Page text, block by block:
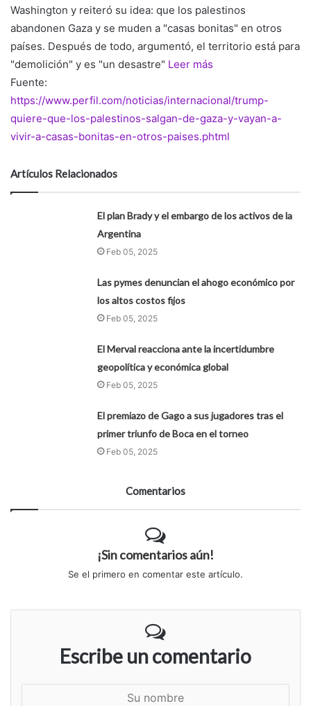
Washington y reiteró su idea: que los palestinos
abandonen Gaza y se muden a "casas bonitas" en otros
países. Después de todo, argumentó, el territorio está para
"demolición" y es "un desastre" Leer más
Fuente:
https://www.perfil.com/noticias/internacional/trump-
quiere-que-los-palestinos-salgan-de-gaza-y-vayan-a-
vivir-a-casas-bonitas-en-otros-paises.phtml
Artículos Relacionados
El plan Brady y el embargo de los activos de la
Argentina
Feb 05, 2025
Las pymes denuncian el ahogo económico por
los altos costos fijos
Feb 05, 2025
El Merval reacciona ante la incertidumbre
geopolítica y económica global
Feb 05, 2025
El premiazo de Gago a sus jugadores tras el
primer triunfo de Boca en el torneo
Feb 05, 2025
Comentarios
¡Sin comentarios aún!
Se el primero en comentar este artículo.
Escribe un comentario